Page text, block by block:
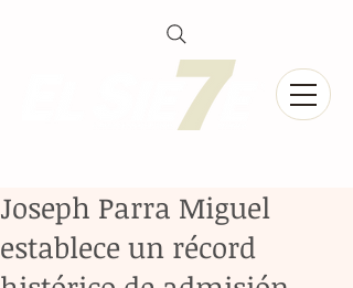
Joseph Parra Miguel
establece un récord